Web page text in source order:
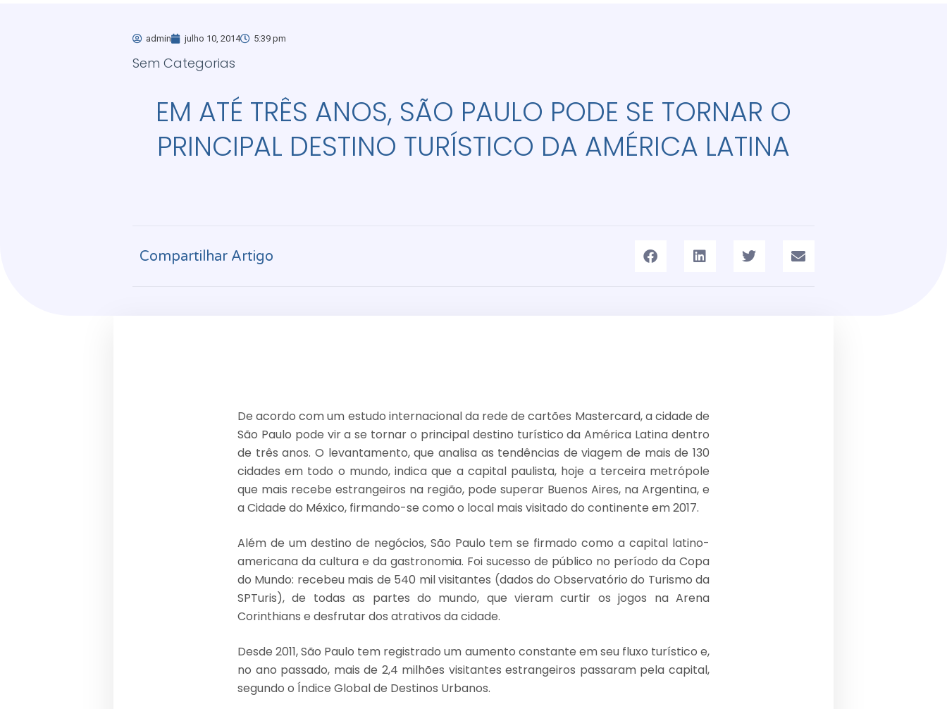
admin julho 10, 2014 5:39 pm
Sem Categorias
EM ATÉ TRÊS ANOS, SÃO PAULO PODE SE TORNAR O
PRINCIPAL DESTINO TURÍSTICO DA AMÉRICA LATINA
Compartilhar Artigo
De acordo com um estudo internacional da rede de cartões Mastercard, a cidade de
São Paulo pode vir a se tornar o principal destino turístico da América Latina dentro
de três anos. O levantamento, que analisa as tendências de viagem de mais de 130
cidades em todo o mundo, indica que a capital paulista, hoje a terceira metrópole
que mais recebe estrangeiros na região, pode superar Buenos Aires, na Argentina, e
a Cidade do México, firmando-se como o local mais visitado do continente em 2017.
Além de um destino de negócios, São Paulo tem se firmado como a capital latino-
americana da cultura e da gastronomia. Foi sucesso de público no período da Copa
do Mundo: recebeu mais de 540 mil visitantes (dados do Observatório do Turismo da
SPTuris), de todas as partes do mundo, que vieram curtir os jogos na Arena
Corinthians e desfrutar dos atrativos da cidade.
Desde 2011, São Paulo tem registrado um aumento constante em seu fluxo turístico e,
no ano passado, mais de 2,4 milhões visitantes estrangeiros passaram pela capital,
segundo o Índice Global de Destinos Urbanos.